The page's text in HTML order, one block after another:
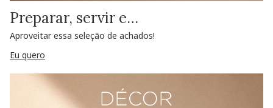
Preparar, servir e…
Aproveitar essa seleção de achados!
Eu quero